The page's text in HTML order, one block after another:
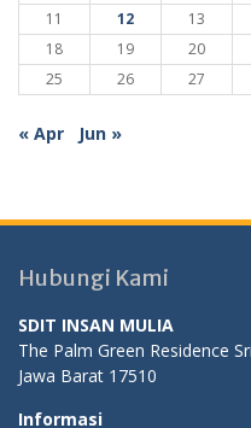
11
12 13
18
19 20
25
26 27
« Apr Jun »
Hubungi Kami
SDIT INSAN MULIA
The Palm Green Residence
Jawa Barat 17510
Informasi